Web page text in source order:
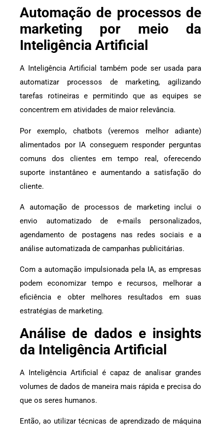
Automação de processos de
marketing por meio da
Inteligência Artificial
A Inteligência Artificial também pode ser usada para
automatizar processos de marketing, agilizando
tarefas rotineiras e permitindo que as equipes se
concentrem em atividades de maior relevância.
Por exemplo, chatbots (veremos melhor adiante)
alimentados por IA conseguem responder perguntas
comuns dos clientes em tempo real, oferecendo
suporte instantâneo e aumentando a satisfação do
cliente.
A automação de processos de marketing inclui o
envio automatizado de e-mails personalizados,
agendamento de postagens nas redes sociais e a
análise automatizada de campanhas publicitárias.
Com a automação impulsionada pela IA, as empresas
podem economizar tempo e recursos, melhorar a
eficiência e obter melhores resultados em suas
estratégias de marketing.
Análise de dados e insights
da Inteligência Artificial
A Inteligência Artificial é capaz de analisar grandes
volumes de dados de maneira mais rápida e precisa do
que os seres humanos.
Então, ao utilizar técnicas de aprendizado de máquina